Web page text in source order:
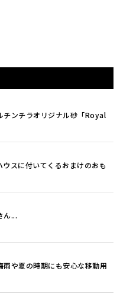
チンチラオリジナル砂「Royal
スに付いてくるおまけのおも
ん...
雨や夏の時期にも安心な移動用